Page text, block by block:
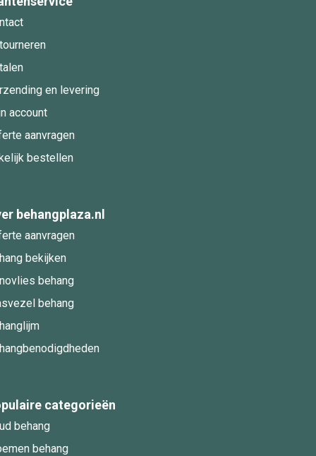
en levering
account
aanvragen
bestellen
behangplaza.nl
aanvragen
bekijken
behang
behang
categorieën
behang
behang